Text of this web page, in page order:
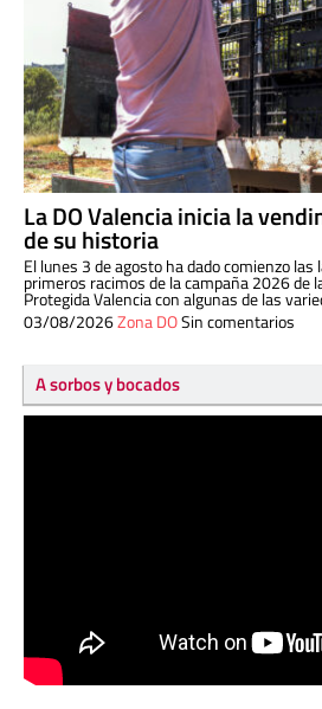
La DO Valencia inicia la
de su historia
El lunes 3 de agosto ha dado comienzo
primeros racimos de la campaña 2026 de
Protegida Valencia con algunas de las
03/08/2026Zona DOSin comentarios
A sorbos y bocados